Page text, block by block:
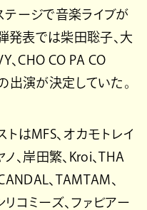
テージで音楽ライブが
弾発表では柴田聡子、大
、CHO CO PA CO
出演が決定していた。
はMFS、オカモトレイ
ノ、岸田繁、Kroi、THA
、TAMTAM、
リコミーズ、ファビアー